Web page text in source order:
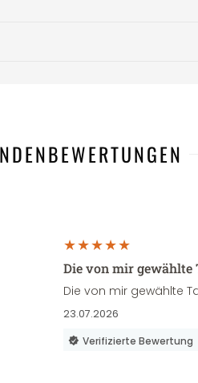
Die von mir gewählte
Die von mir gewählte
23.07.2026
Verifizierte Bewertung